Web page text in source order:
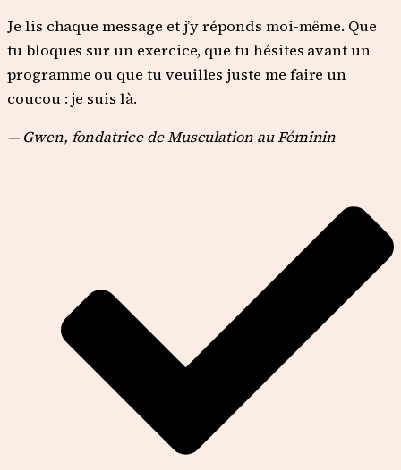
Je lis chaque message et j’y réponds moi-même. Que
tu bloques sur un exercice, que tu hésites avant un
programme ou que tu veuilles juste me faire un
coucou : je suis là.
— Gwen, fondatrice de Musculation au Féminin